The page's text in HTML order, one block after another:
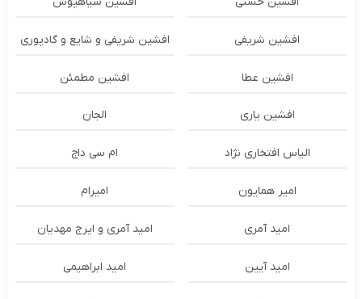
افشین شریفی افشین شریفی و شایع و گادپوری
افشین عطا افشین مطمئن
افشین یاری الجان
الیاس افتخاری نژاد ام سی داج
امير همايون اميرام
امید آمری امید آمری و ایرج مهدیان
امید آیین امید ابراهیمی